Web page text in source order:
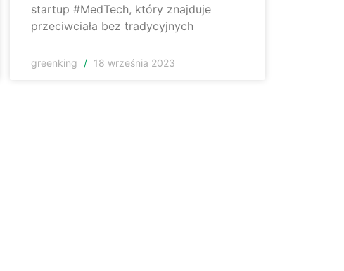
startup #MedTech, który znajduje
przeciwciała bez tradycyjnych
greenking 18 września 2023